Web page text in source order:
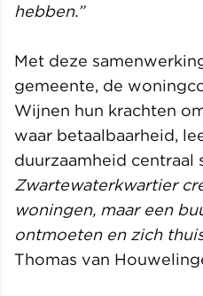
hebben.”
Met deze
gemeente, de
Wijnen hun krachten
waar betaalbaarheid,
duurzaamheid centraal
Zwartewaterkwartier
woningen, maar een
ontmoeten en zich
Thomas van